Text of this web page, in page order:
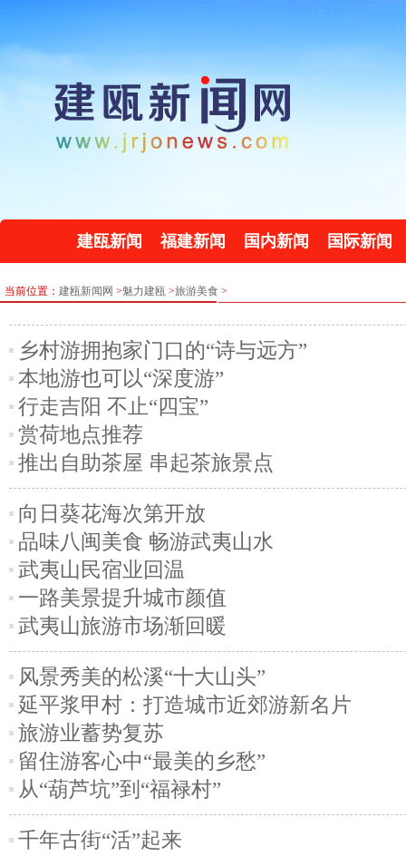
建瓯新闻 福建新闻 国内新闻 国际新闻
当前位置： 建瓯新闻网 >魅力建瓯 >旅游美食 >
乡村游拥抱家门口的“诗与远方”
本地游也可以“深度游”
行走吉阳 不止“四宝”
赏荷地点推荐
推出自助茶屋 串起茶旅景点
向日葵花海次第开放
品味八闽美食 畅游武夷山水
武夷山民宿业回温
一路美景提升城市颜值
武夷山旅游市场渐回暖
风景秀美的松溪“十大山头”
延平浆甲村：打造城市近郊游新名片
旅游业蓄势复苏
留住游客心中“最美的乡愁”
从“葫芦坑”到“福禄村”
千年古街“活”起来